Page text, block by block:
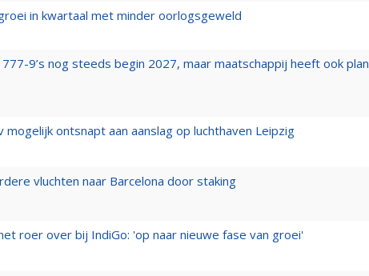
in kwartaal met minder oorlogsgeweld
9’s nog steeds begin 2027, maar maatschappij heeft ook plan
mogelijk ontsnapt aan aanslag op luchthaven Leipzig
vluchten naar Barcelona door staking
roer over bij IndiGo: 'op naar nieuwe fase van groei'